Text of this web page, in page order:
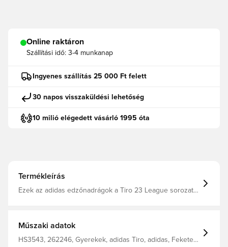
Online raktáron
Szállítási idő: 3-4 munkanap
Ingyenes szállítás 25 000 Ft felett
30 napos visszaküldési lehetőség
10 milió elégedett vásárló 1995 óta
Termékleírás
Ezek az adidas edzőnadrágok a Tiro 23 League sorozat
Oldalvarrás cipzáras zsebekkel Bokacipzárak Karcsú
Műszaki adatok
HS3543, 262246, Gyerekek, adidas Tiro, adidas, Fekete,